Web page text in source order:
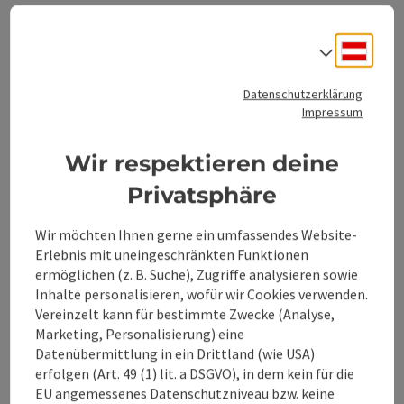
bisher über Deutschland, Frankreich, Tschechien und seit
werden von insgesamt 16 Niederlassungen verwaltet und
beliefert. Die Expansionspolitik in Österreich folgt dem
: Self Service Container
Self Service Container in Trattenbach
Datenschutzerklärung
Impressum
Wir respektieren deine
Privatsphäre
Wir möchten Ihnen gerne ein umfassendes Website-
Erlebnis mit uneingeschränkten Funktionen
ermöglichen (z. B. Suche), Zugriffe analysieren sowie
Inhalte personalisieren, wofür wir Cookies verwenden.
Vereinzelt kann für bestimmte Zwecke (Analyse,
Marketing, Personalisierung) eine
Datenübermittlung in ein Drittland (wie USA)
erfolgen (Art. 49 (1) lit. a DSGVO), in dem kein für die
EU angemessenes Datenschutzniveau bzw. keine